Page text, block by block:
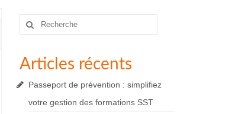
Rechercher
Articles récents
Passeport de prévention : simplifiez
votre gestion des formations SST